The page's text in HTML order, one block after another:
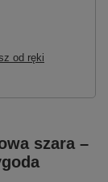
od ręki
szara –